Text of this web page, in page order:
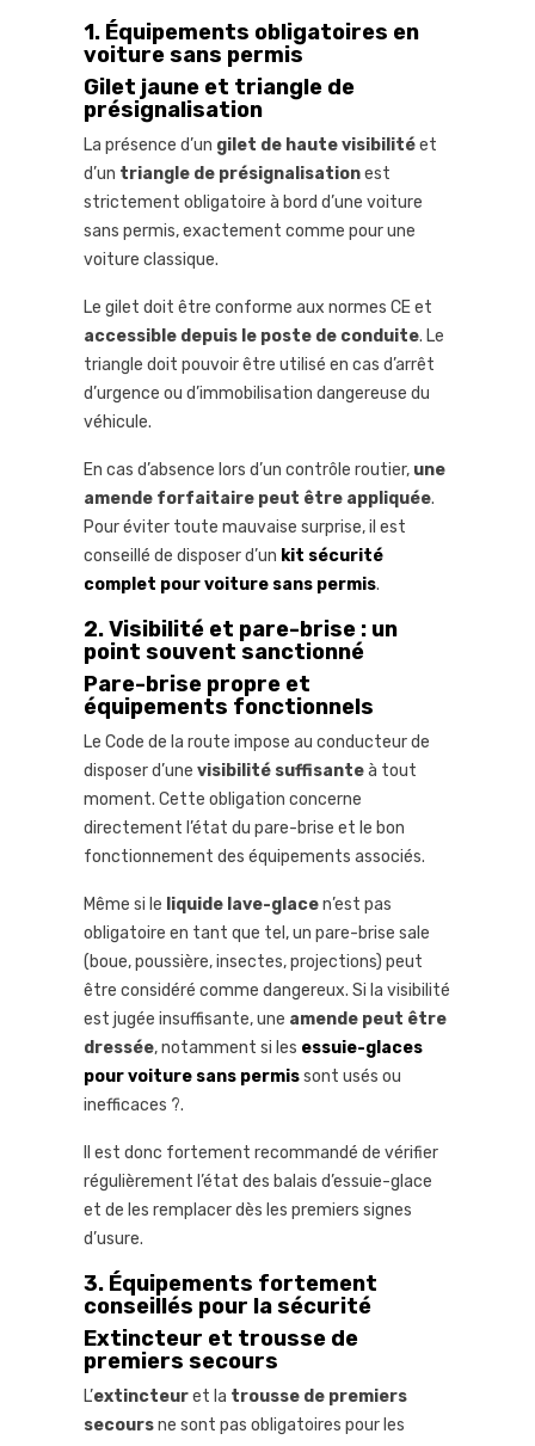
1. Équipements obligatoires en
voiture sans permis
Gilet jaune et triangle de
présignalisation
La présence d’un gilet de haute visibilitéet
d’un triangle de présignalisationest
strictement obligatoire à bord d’une voiture
sans permis, exactement comme pour une
voiture classique.
Le gilet doit être conforme aux normes CE et
accessible depuis le poste de conduite. Le
triangle doit pouvoir être utilisé en cas d’arrêt
d’urgence ou d’immobilisation dangereuse du
véhicule.
En cas d’absence lors d’un contrôle routier, une
amende forfaitaire peut être appliquée.
Pour éviter toute mauvaise surprise, il est
conseillé de disposer d’un kit sécurité
complet pour voiture sans permis.
2. Visibilité et pare-brise : un
point souvent sanctionné
Pare-brise propre et
équipements fonctionnels
Le Code de la route impose au conducteur de
disposer d’une visibilité suffisanteà tout
moment. Cette obligation concerne
directement l’état du pare-brise et le bon
fonctionnement des équipements associés.
Même si le liquide lave-glacen’est pas
obligatoire en tant que tel, un pare-brise sale
(boue, poussière, insectes, projections) peut
être considéré comme dangereux. Si la visibilité
est jugée insuffisante, une amende peut être
dressée, notamment si les essuie-glaces
pour voiture sans permissont usés ou
inefficaces ?.
Il est donc fortement recommandé de vérifier
régulièrement l’état des balais d’essuie-glace
et de les remplacer dès les premiers signes
d’usure.
3. Équipements fortement
conseillés pour la sécurité
Extincteur et trousse de
premiers secours
L’extincteuret la trousse de premiers
secoursne sont pas obligatoires pour les